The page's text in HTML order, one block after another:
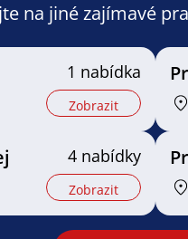
na jiné zajímavé
1 nabídka
Zobrazit
4 nabídky
Zobrazit